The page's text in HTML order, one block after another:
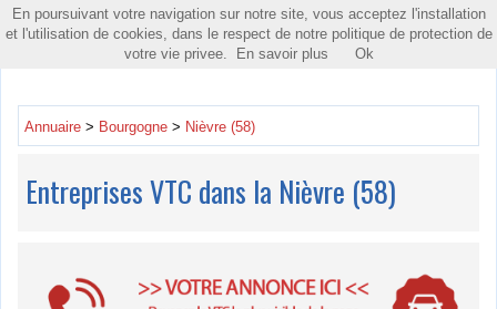
Toggle
Annuaire > Bourgogne > Nièvre (58)
Entreprises VTC dans la Nièvre (58)
En poursuivant votre navigation sur notre site, vous acceptez l'installation
et l'utilisation de cookies, dans le respect de notre politique de protection de
votre vie privee.
En savoir plus Ok